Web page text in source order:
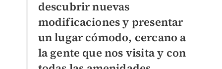
descubrir nuevas
modificaciones y presentar
un lugar cómodo, cercano a
la gente que nos visita y con